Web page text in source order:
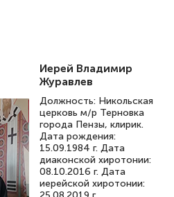
Иерей Владимир
Журавлев
Должность: Никольская
церковь м/р Терновка
города Пензы, клирик.
Дата рождения:
15.09.1984 г. Дата
диаконской хиротонии:
08.10.2016 г. Дата
иерейской хиротонии: